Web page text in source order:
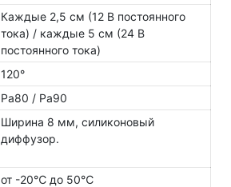
Каждые 2,5 см (12 В постоянного
тока) / каждые 5 см (24 В
постоянного тока)
120°
Ра80 / Ра90
Ширина 8 мм, силиконовый
диффузор.
от -20℃ до 50℃